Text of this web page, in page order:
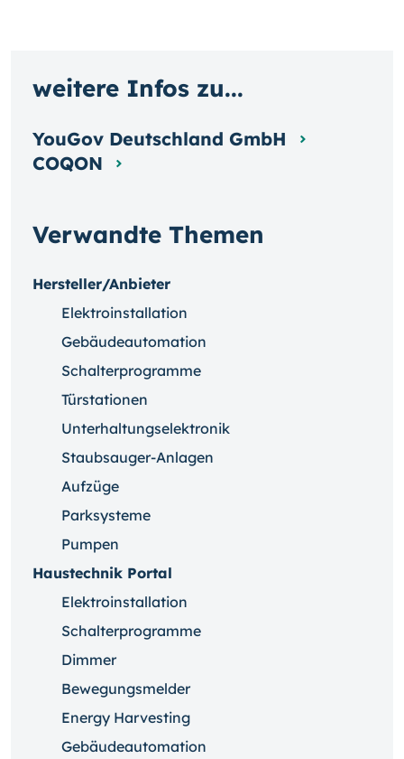
Verwandte Themen
Hersteller/Anbieter
Elektroinstallation
Gebäudeautomation
Schalterprogramme
Türstationen
Unterhaltungselektronik
Staubsauger-Anlagen
Aufzüge
Parksysteme
Pumpen
Haustechnik Portal
Elektroinstallation
Schalterprogramme
Dimmer
Bewegungsmelder
Energy Harvesting
Gebäudeautomation
weitere Infos zu...
YouGov Deutschland GmbH
COQON